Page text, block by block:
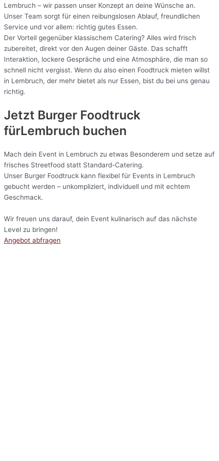
Lembruch – wir passen unser Konzept an deine Wünsche an.
Unser Team sorgt für einen reibungslosen Ablauf, freundlichen
Service und vor allem: richtig gutes Essen.
Der Vorteil gegenüber klassischem Catering? Alles wird frisch
zubereitet, direkt vor den Augen deiner Gäste. Das schafft
Interaktion, lockere Gespräche und eine Atmosphäre, die man so
schnell nicht vergisst. Wenn du also einen Foodtruck mieten willst
in Lembruch, der mehr bietet als nur Essen, bist du bei uns genau
richtig.
Jetzt Burger Foodtruck
fürLembruch buchen
Mach dein Event in Lembruch zu etwas Besonderem und setze auf
frisches Streetfood statt Standard-Catering.
Unser Burger Foodtruck kann flexibel für Events in Lembruch
gebucht werden – unkompliziert, individuell und mit echtem
Geschmack.
Wir freuen uns darauf, dein Event kulinarisch auf das nächste
Level zu bringen!
Angebot abfragen